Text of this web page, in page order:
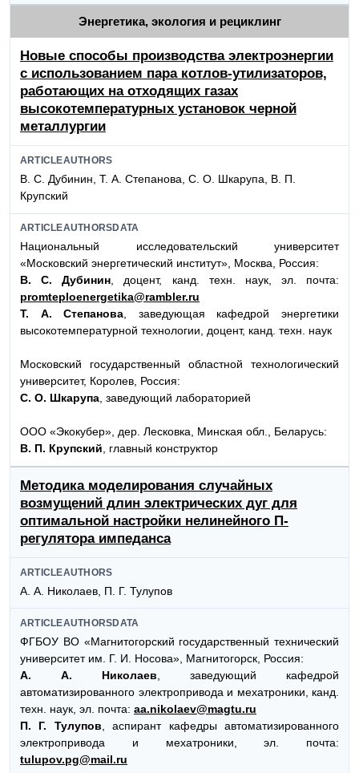
Энергетика, экология и рециклинг
Новые способы производства электроэнергии
с использованием пара котлов-утилизаторов,
работающих на отходящих газах
высокотемпературных установок черной
металлургии
ARTICLEAUTHORS
В. С. Дубинин, Т. А. Степанова, С. О. Шкарупа, В. П.
Крупский
ARTICLEAUTHORSDATA
Национальный исследовательский университет
«Московский энергетический институт», Москва, Россия:
В. С. Дубинин, доцент, канд. техн. наук, эл. почта:
promteploenergetika@rambler.ru
Т. А. Степанова, заведующая кафедрой энергетики
высокотемпературной технологии, доцент, канд. техн. наук
Московский государственный областной технологический
университет, Королев, Россия:
С. О. Шкарупа, заведующий лабораторией
ООО «Экокубер», дер. Лесковка, Минская обл., Беларусь:
В. П. Крупский, главный конструктор
Методика моделирования случайных
возмущений длин электрических дуг для
оптимальной настройки нелинейного П-
регулятора импеданса
ARTICLEAUTHORS
А. А. Николаев, П. Г. Тулупов
ARTICLEAUTHORSDATA
ФГБОУ ВО «Магнитогорский государственный технический
университет им. Г. И. Носова», Магнитогорск, Россия:
А. А. Николаев, заведующий кафедрой
автоматизированного электропривода и мехатроники, канд.
техн. наук, эл. почта: aa.nikolaev@magtu.ru
П. Г. Тулупов, аспирант кафедры автоматизированного
электропривода и мехатроники, эл. почта:
tulupov.pg@mail.ru